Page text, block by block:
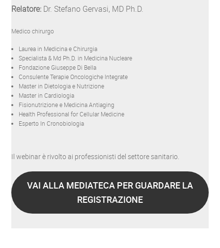
Relatore:Dr. Stefano Gervasi, MD Ph.D.
Medico chirurgo
Laurea in Medicina e Chirurgia
Specialista & Md Ph.D. in Medicina Nucleare
Fondazione Giuseppe Di Bella
Consulente Terapie Oncologiche Integrate
Master in Dietologia e Nutrizione
Master in Cardiologia
Fisionutrizione e Medicina Antiaging
Health Professional for Cellular Medicine
Esperto In Cronobiologia
Il webinar è rivolto ai professionisti del settore sanitario.
VAI ALLA MEDIATECA PER GUARDARE LA
REGISTRAZIONE